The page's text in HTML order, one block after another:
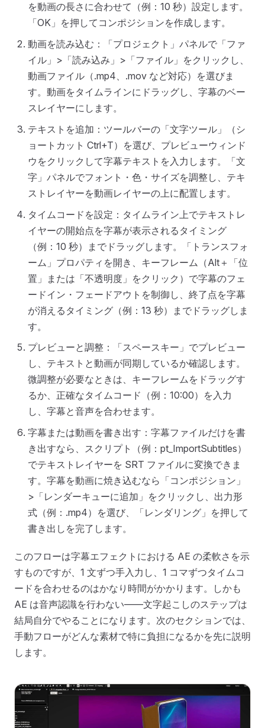
を動画の長さに合わせて（例：10 秒）設定します。
「OK」を押してコンポジションを作成します。
動画を読み込む：「プロジェクト」パネルで「ファ
イル」>「読み込み」>「ファイル」をクリックし、
動画ファイル（.mp4、.mov など対応）を選びま
す。動画をタイムラインにドラッグし、字幕のベー
スレイヤーにします。
テキストを追加：ツールバーの「文字ツール」（シ
ョートカット Ctrl+T）を選び、プレビューウィンド
ウをクリックして字幕テキストを入力します。「文
字」パネルでフォント・色・サイズを調整し、テキ
ストレイヤーを動画レイヤーの上に配置します。
タイムコードを設定：タイムライン上でテキストレ
イヤーの開始点を字幕が表示されるタイミング
（例：10 秒）までドラッグします。「トランスフォ
ーム」プロパティを開き、キーフレーム（Alt＋「位
置」または「不透明度」をクリック）で字幕のフェ
ードイン・フェードアウトを制御し、終了点を字幕
が消えるタイミング（例：13 秒）までドラッグしま
す。
プレビューと調整：「スペースキー」でプレビュー
し、テキストと動画が同期しているか確認します。
微調整が必要なときは、キーフレームをドラッグす
るか、正確なタイムコード（例：10:00）を入力
し、字幕と音声を合わせます。
字幕または動画を書き出す：字幕ファイルだけを書
き出すなら、スクリプト（例：pt_ImportSubtitles）
でテキストレイヤーを SRT ファイルに変換できま
す。字幕を動画に焼き込むなら「コンポジション」
>「レンダーキューに追加」をクリックし、出力形
式（例：.mp4）を選び、「レンダリング」を押して
書き出しを完了します。
このフローは字幕エフェクトにおける AE の柔軟さを示
すものですが、1 文ずつ手入力し、1 コマずつタイムコ
ードを合わせるのはかなり時間がかかります。しかも
AE は音声認識を行わない——文字起こしのステップは
結局自分でやることになります。次のセクションでは、
手動フローがどんな素材で特に負担になるかを先に説明
します。